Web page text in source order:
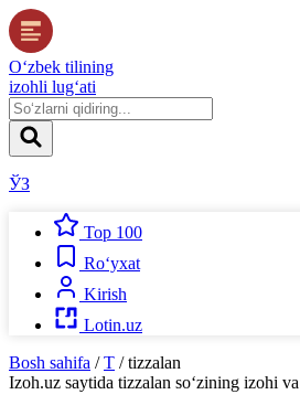
O‘zbek tilining
izohli lug‘ati
ЎЗ
Top 100
Ro‘yxat
Kirish
Lotin.uz
Bosh sahifa / T / tizzalan
Izoh.uz saytida tizzalan so‘zining izohi